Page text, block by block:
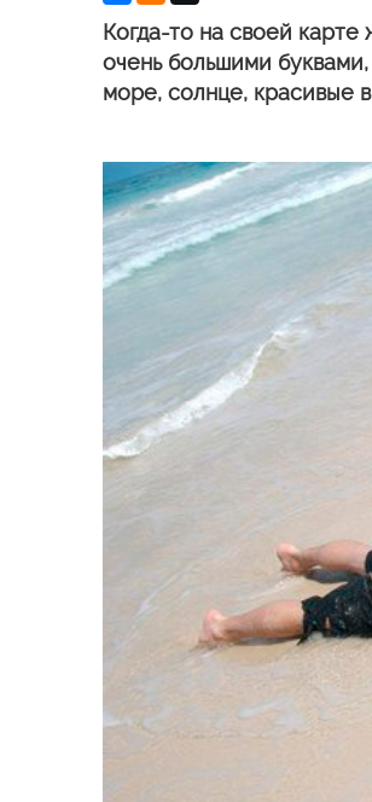
Когда-то на своей
очень большими
море, солнце, красивые